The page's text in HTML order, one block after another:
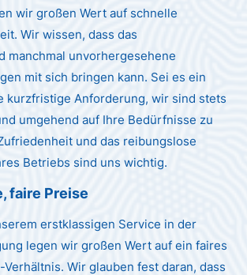
wir großen Wert auf schnelle
Wir wissen, dass das
manchmal unvorhergesehene
mit sich bringen kann. Sei es ein
kurzfristige Anforderung, wir sind stets
umgehend auf Ihre Bedürfnisse zu
und das reibungslose
Betriebs sind uns wichtig.
faire Preise
erstklassigen Service in der
legen wir großen Wert auf ein faires
Wir glauben fest daran, dass